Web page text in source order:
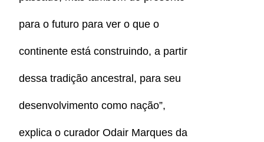
para o futuro para ver o que o
continente está construindo, a partir
dessa tradição ancestral, para seu
desenvolvimento como nação”,
explica o curador Odair Marques da